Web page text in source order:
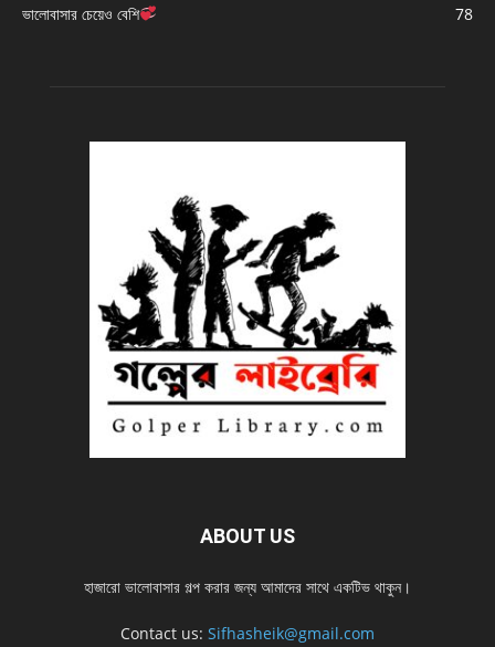
ভালোবাসার চেয়েও বেশি
78
ABOUT US
হাজারো ভালোবাসার গল্প করার জন্য আমাদের সাথে একটিভ থাকুন।
Contact us: Sifhasheik@gmail.com